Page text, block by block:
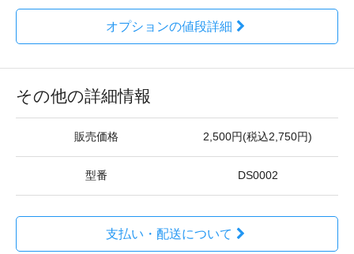
オプションの値段詳細
その他の詳細情報
販売価格 2,500円(税込2,750円)
型番 DS0002
支払い・配送について